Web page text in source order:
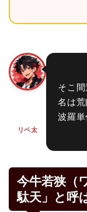
リベ太
そこ
名は
波羅単
今牛若狭（
駄天」と呼